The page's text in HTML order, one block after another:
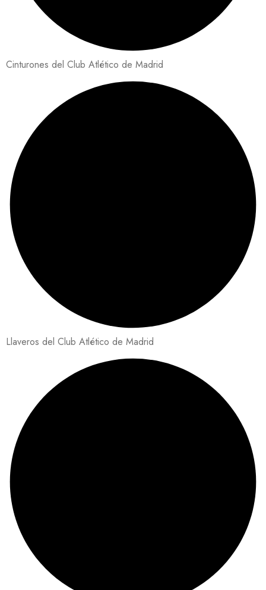
Cinturones del Club Atlético de Madrid
Llaveros del Club Atlético de Madrid